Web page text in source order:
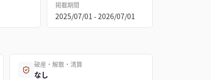
掲載期間
2025/07/01 - 2026/07/01
破産・解散・清算
なし